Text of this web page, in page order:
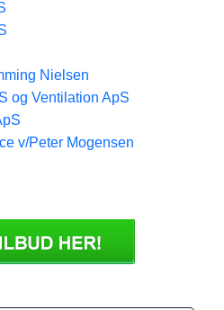
Nielsen
og Ventilation ApS
v/Peter Mogensen